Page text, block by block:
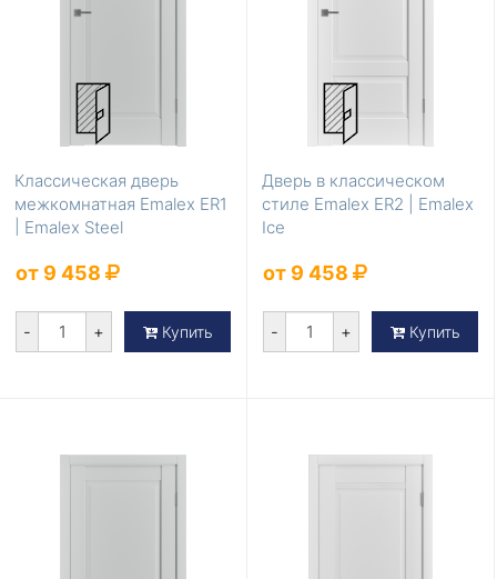
Классическая дверь
межкомнатная Emalex ER1
| Emalex Steel
от 9 458
- + Купить
Дверь в классическом
стиле Emalex ER2 | Emalex
Ice
от 9 458
- + Купить